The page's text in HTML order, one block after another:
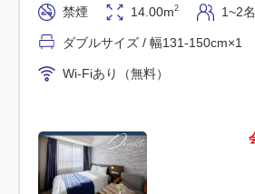
禁煙 20.00m 1~2名
シングルサイズ / 幅90-130cm×2
Wi-Fiあり（無料）
禁煙 14.00m2 1~2名
ダブルサイズ / 幅131-150cm×1
Wi-Fiあり（無料）